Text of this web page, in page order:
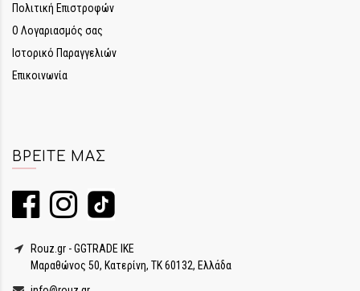
Πολιτική Επιστροφών
Ο Λογαριασμός σας
Ιστορικό Παραγγελιών
Επικοινωνία
ΒΡΕΊΤΕ ΜΑΣ
Rouz.gr - GGTRADE IKE
Μαραθώνος 50, Κατερίνη, ΤΚ 60132, Ελλάδα